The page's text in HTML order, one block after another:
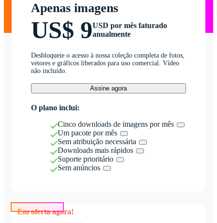
Apenas imagens
US$ 9USD por mês faturado
anualmente
Desbloqueie o acesso à nossa coleção completa de fotos,
vetores e gráficos liberados para uso comercial. Vídeo
não incluído.
Assine agora
O plano inclui:
Cinco downloads de imagens por mês
Um pacote por mês
Sem atribuição necessária
Downloads mais rápidos
Suporte prioritário
Sem anúncios